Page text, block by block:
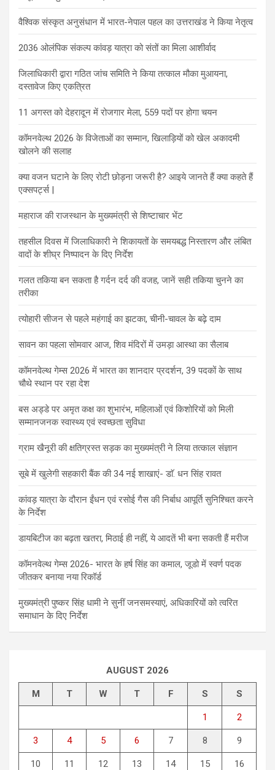
वैश्विक संस्कृत अनुसंधान में भारत-नेपाल पहल का उत्तराखंड ने किया नेतृत्व
2036 ओलंपिक संकल्प कांवड़ यात्रा को संतों का मिला आशीर्वाद
जिलाधिकारी द्वारा गठित जांच समिति ने किया तत्काल मौका मुआयना,
दस्तावेज किए एकत्रित
11 अगस्त को देहरादून में रोजगार मेला, 559 पदों पर होगा चयन
कॉमनवेल्थ 2026 के विजेताओं का सम्मान, खिलाड़ियों को खेल अकादमी
खोलने की सलाह
क्या वजन घटाने के लिए रोटी छोड़ना जरूरी है? आइये जानते हैं क्या कहते हैं
एक्सपर्ट्स |
महाराज की राजस्थान के मुख्यमंत्री से शिष्टाचार भेंट
तहसील दिवस में जिलाधिकारी ने शिकायतों के समयबद्ध निस्तारण और लंबित
वादों के शीघ्र निष्पादन के दिए निर्देश
गलत तकिया बन सकता है गर्दन दर्द की वजह, जानें सही तकिया चुनने का
तरीका
त्योहारी सीजन से पहले महंगाई का झटका, चीनी-चावल के बढ़े दाम
सावन का पहला सोमवार आज, शिव मंदिरों में उमड़ा आस्था का सैलाब
कॉमनवेल्थ गेम्स 2026 में भारत का शानदार प्रदर्शन, 39 पदकों के साथ
चौथे स्थान पर रहा देश
बस अड्डे पर अमृत कक्ष का शुभारंभ, महिलाओं एवं किशोरियों को मिली
सम्मानजनक स्वास्थ्य एवं स्वच्छता सुविधा
ग्राम खैनूरी की क्षतिग्रस्त सड़क का मुख्यमंत्री ने लिया तत्काल संज्ञान
सूबे में खुलेगी सहकारी बैंक की 34 नई शाखाएं- डाॅ. धन सिंह रावत
कांवड़ यात्रा के दौरान ईंधन एवं रसोई गैस की निर्बाध आपूर्ति सुनिश्चित करने
के निर्देश
डायबिटीज का बढ़ता खतरा, मिठाई ही नहीं, ये आदतें भी बना सकती हैं मरीज
कॉमनवेल्थ गेम्स 2026- भारत के हर्ष सिंह का कमाल, जूडो में स्वर्ण पदक
जीतकर बनाया नया रिकॉर्ड
मुख्यमंत्री पुष्कर सिंह धामी ने सुनीं जनसमस्याएं, अधिकारियों को त्वरित
समाधान के दिए निर्देश
AUGUST 2026
M T W T F S S
1 2
3 4 5 6 7 8 9
10 11 12 13 14 15 16